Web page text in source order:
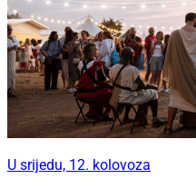
U srijedu, 12. kolovoza